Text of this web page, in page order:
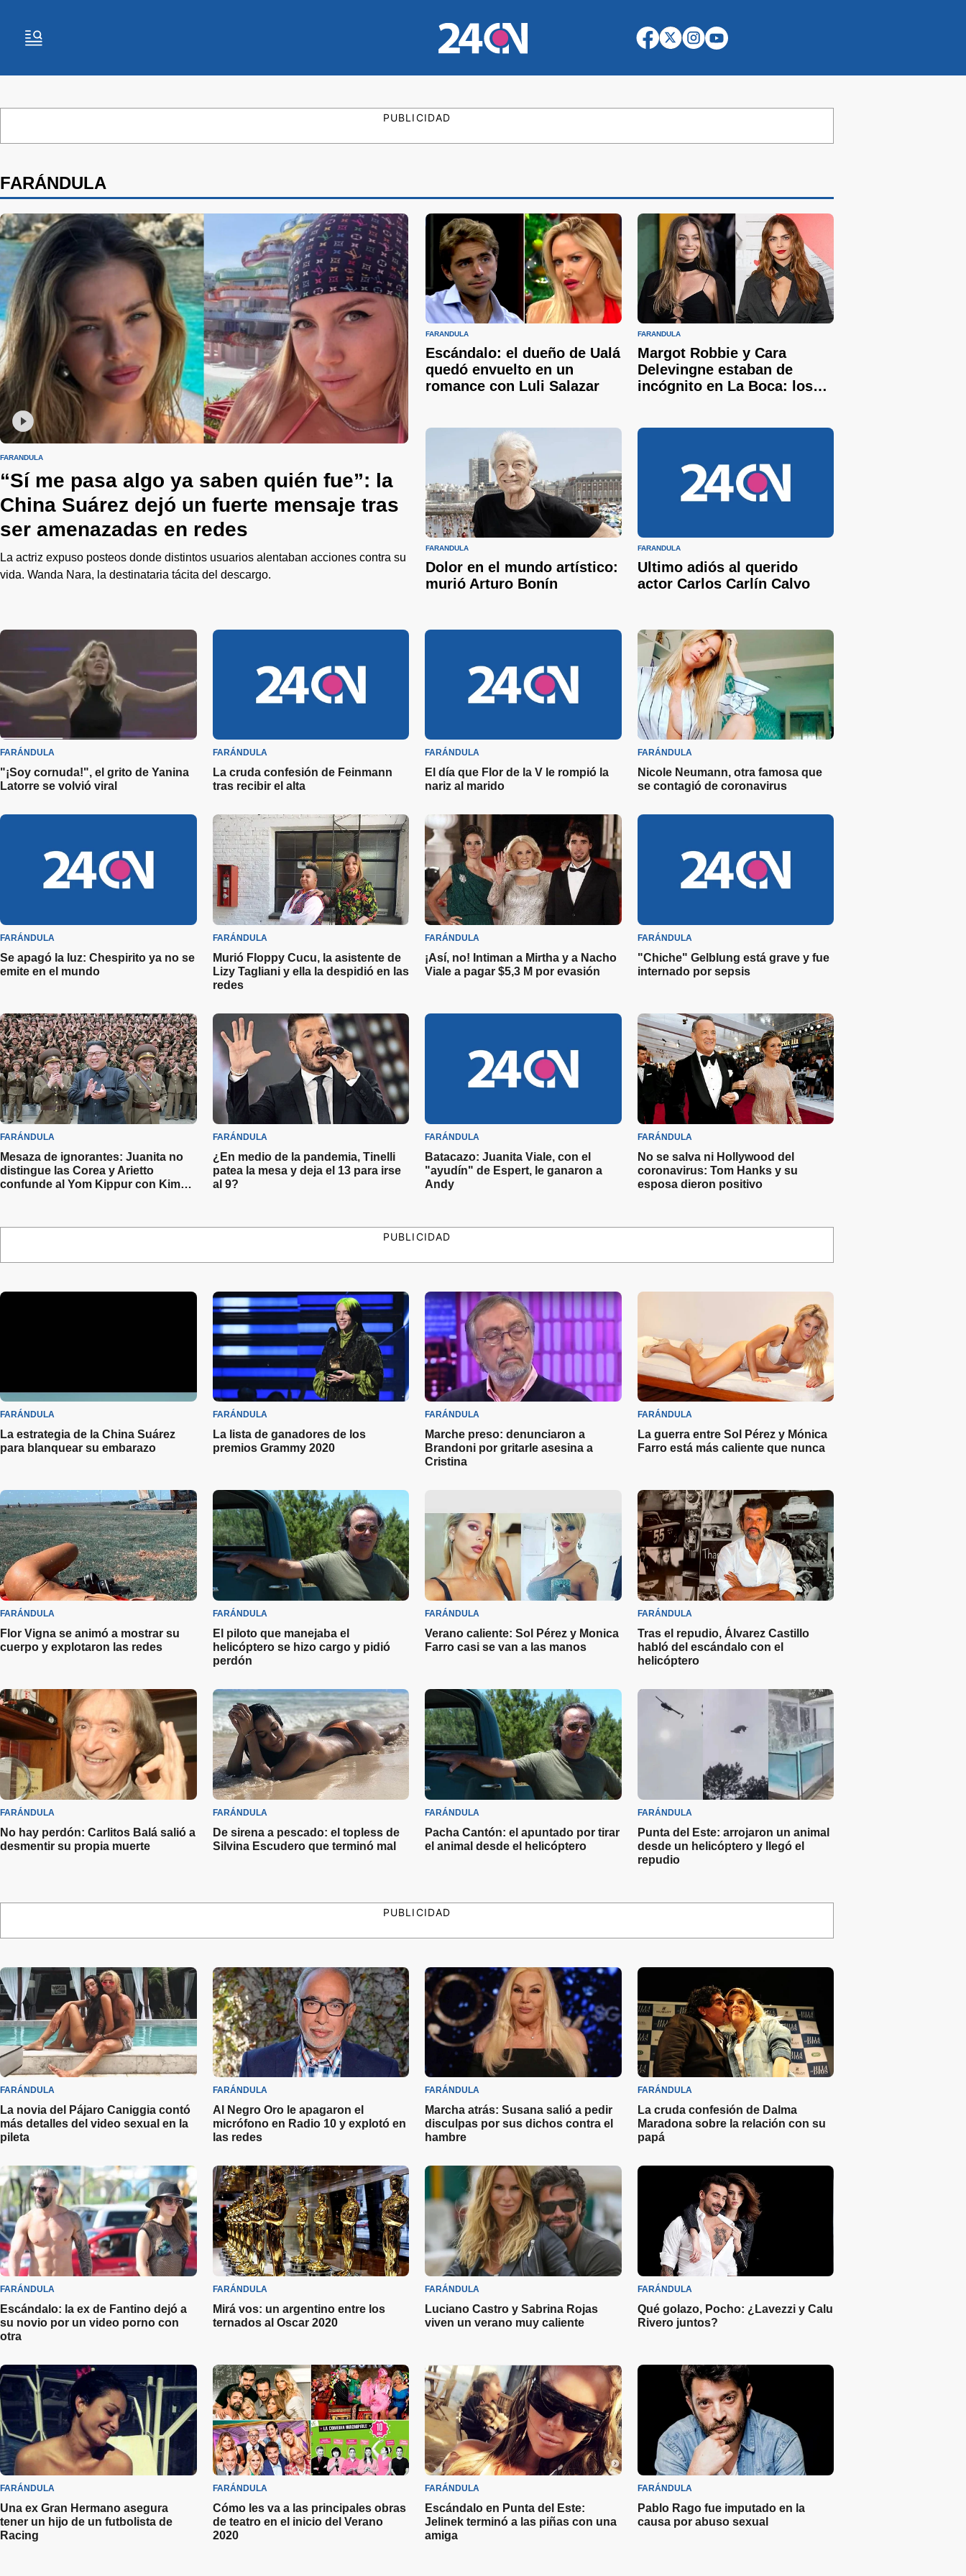
PUBLICIDAD
FARÁNDULA
FARÁNDULA
“Sí me pasa algo ya saben quién fue”: la
China Suárez dejó un fuerte mensaje tras
ser amenazadas en redes
La actriz expuso posteos donde distintos usuarios alentaban acciones contra su
vida. Wanda Nara, la destinataria tácita del descargo.
FARÁNDULA
Escándalo: el dueño de Ualá
quedó envuelto en un
romance con Luli Salazar
FARÁNDULA
Margot Robbie y Cara
Delevingne estaban de
incógnito en La Boca: los
FARÁNDULA
Dolor en el mundo artístico:
murió Arturo Bonín
FARÁNDULA
Ultimo adiós al querido
actor Carlos Carlín Calvo
FARÁNDULA
"¡Soy cornuda!", el grito de Yanina
Latorre se volvió viral
FARÁNDULA
La cruda confesión de Feinmann
tras recibir el alta
FARÁNDULA
El día que Flor de la V le rompió la
nariz al marido
FARÁNDULA
Nicole Neumann, otra famosa que
se contagió de coronavirus
FARÁNDULA
Se apagó la luz: Chespirito ya no se
emite en el mundo
FARÁNDULA
Murió Floppy Cucu, la asistente de
Lizy Tagliani y ella la despidió en las
redes
FARÁNDULA
¡Así, no! Intiman a Mirtha y a Nacho
Viale a pagar $5,3 M por evasión
FARÁNDULA
"Chiche" Gelblung está grave y fue
internado por sepsis
FARÁNDULA
Mesaza de ignorantes: Juanita no
distingue las Corea y Arietto
confunde al Yom Kippur con Kim
FARÁNDULA
¿En medio de la pandemia, Tinelli
patea la mesa y deja el 13 para irse
al 9?
FARÁNDULA
Batacazo: Juanita Viale, con el
"ayudín" de Espert, le ganaron a
Andy
FARÁNDULA
No se salva ni Hollywood del
coronavirus: Tom Hanks y su
esposa dieron positivo
PUBLICIDAD
FARÁNDULA
La estrategia de la China Suárez
para blanquear su embarazo
FARÁNDULA
La lista de ganadores de los
premios Grammy 2020
FARÁNDULA
Marche preso: denunciaron a
Brandoni por gritarle asesina a
Cristina
FARÁNDULA
La guerra entre Sol Pérez y Mónica
Farro está más caliente que nunca
FARÁNDULA
Flor Vigna se animó a mostrar su
cuerpo y explotaron las redes
FARÁNDULA
El piloto que manejaba el
helicóptero se hizo cargo y pidió
perdón
FARÁNDULA
Verano caliente: Sol Pérez y Monica
Farro casi se van a las manos
FARÁNDULA
Tras el repudio, Álvarez Castillo
habló del escándalo con el
helicóptero
FARÁNDULA
No hay perdón: Carlitos Balá salió a
desmentir su propia muerte
FARÁNDULA
De sirena a pescado: el topless de
Silvina Escudero que terminó mal
FARÁNDULA
Pacha Cantón: el apuntado por tirar
el animal desde el helicóptero
FARÁNDULA
Punta del Este: arrojaron un animal
desde un helicóptero y llegó el
repudio
PUBLICIDAD
FARÁNDULA
La novia del Pájaro Caniggia contó
más detalles del video sexual en la
pileta
FARÁNDULA
Al Negro Oro le apagaron el
micrófono en Radio 10 y explotó en
las redes
FARÁNDULA
Marcha atrás: Susana salió a pedir
disculpas por sus dichos contra el
hambre
FARÁNDULA
La cruda confesión de Dalma
Maradona sobre la relación con su
papá
FARÁNDULA
Escándalo: la ex de Fantino dejó a
su novio por un video porno con
otra
FARÁNDULA
Mirá vos: un argentino entre los
ternados al Oscar 2020
FARÁNDULA
Luciano Castro y Sabrina Rojas
viven un verano muy caliente
FARÁNDULA
Qué golazo, Pocho: ¿Lavezzi y Calu
Rivero juntos?
FARÁNDULA
Una ex Gran Hermano asegura
tener un hijo de un futbolista de
Racing
FARÁNDULA
Cómo les va a las principales obras
de teatro en el inicio del Verano
2020
FARÁNDULA
Escándalo en Punta del Este:
Jelinek terminó a las piñas con una
amiga
FARÁNDULA
Pablo Rago fue imputado en la
causa por abuso sexual